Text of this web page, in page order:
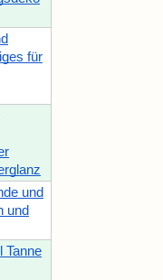
für
und
und
Tanne